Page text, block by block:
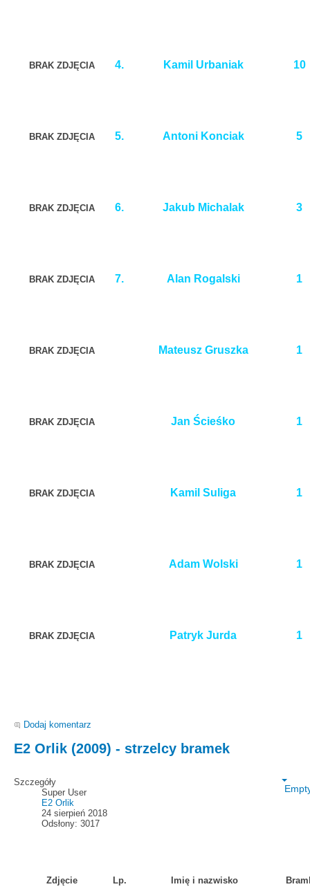
BRAK ZDJĘCIA 4. Kamil Urbaniak 10
BRAK ZDJĘCIA 5. Antoni Konciak 5
BRAK ZDJĘCIA 6. Jakub Michalak 3
BRAK ZDJĘCIA 7. Alan Rogalski 1
BRAK ZDJĘCIA Mateusz Gruszka 1
BRAK ZDJĘCIA Jan Ścieśko 1
BRAK ZDJĘCIA Kamil Suliga 1
BRAK ZDJĘCIA Adam Wolski 1
BRAK ZDJĘCIA Patryk Jurda 1
Dodaj komentarz
E2 Orlik (2009) - strzelcy bramek
Szczegóły
Super User
E2 Orlik
24 sierpień 2018
Odsłony: 3017
Zdjęcie Lp. Imię i nazwisko